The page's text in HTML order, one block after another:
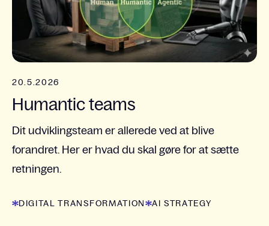
20.5.2026
Humantic teams
Dit udviklingsteam er allerede ved at blive
forandret. Her er hvad du skal gøre for at sætte
retningen.
DIGITAL TRANSFORMATION AI STRATEGY